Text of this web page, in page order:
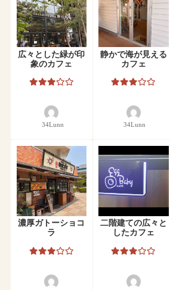
広々とした緑が印
象のカフェ
34Lunn
静かで海が見える
カフェ
34Lunn
濃厚ガトーショコ
ラ
二階建ての広々と
したカフェ